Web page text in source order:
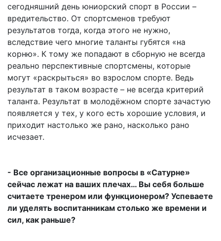
сегодняшний день юниорский спорт в России –
вредительство. От спортсменов требуют
результатов тогда, когда этого не нужно,
вследствие чего многие таланты губятся «на
корню». К тому же попадают в сборную не всегда
реально перспективные спортсмены, которые
могут «раскрыться» во взрослом спорте. Ведь
результат в таком возрасте – не всегда критерий
таланта. Результат в молодёжном спорте зачастую
появляется у тех, у кого есть хорошие условия, и
приходит настолько же рано, насколько рано
исчезает.
- Все организационные вопросы в «Сатурне»
сейчас лежат на ваших плечах… Вы себя больше
считаете тренером или функционером? Успеваете
ли уделять воспитанникам столько же времени и
сил, как раньше?